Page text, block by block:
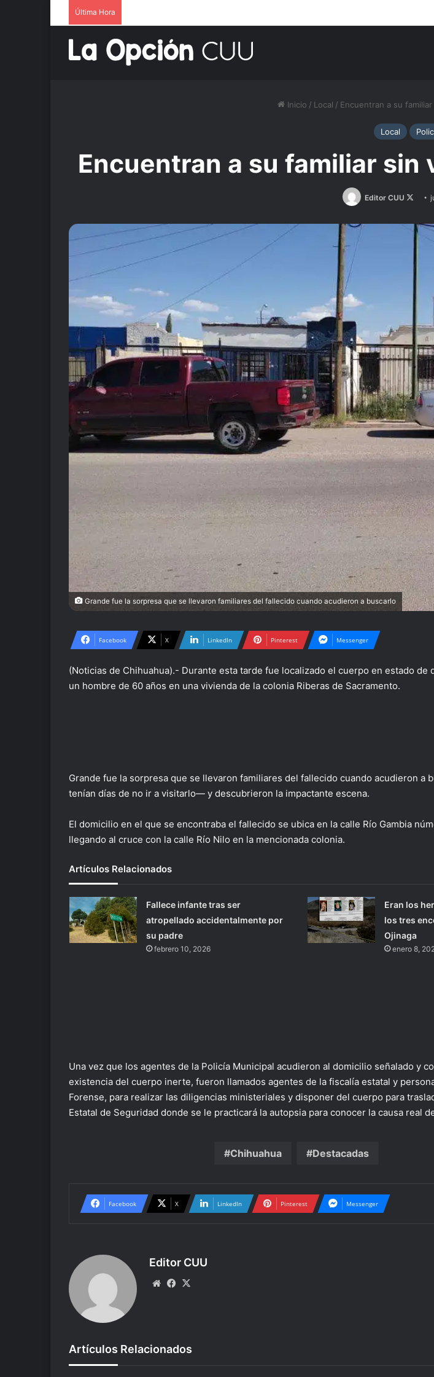
Última Hora
Inicio / Local / Encuentran a su
Local
Encuentran a su familiar sin
Editor CUU
X
Grande fue la sorpresa que se llevaron familiares del fallecido cuando acudieron a buscarlo
Facebook X LinkedIn Pinterest Messenger
(Noticias de Chihuahua).- Durante esta tarde fue localizado el cuerpo en estado de
un hombre de 60 años en una vivienda de la colonia Riberas de Sacramento.
Grande fue la sorpresa que se llevaron familiares del fallecido cuando acudieron a
tenían días de no ir a visitarlo— y descubrieron la impactante escena.
El domicilio en el que se encontraba el fallecido se ubica en la calle Río Gambia
llegando al cruce con la calle Río Nilo en la mencionada colonia.
Artículos Relacionados
Fallece infante tras ser
atropellado accidentalmente por
su padre
febrero 10, 2026
Eran los
los tres
Ojinaga
enero 8,
Una vez que los agentes de la Policía Municipal acudieron al domicilio señalado y
existencia del cuerpo inerte, fueron llamados agentes de la fiscalía estatal y
Forense, para realizar las diligencias ministeriales y disponer del cuerpo para
Estatal de Seguridad donde se le practicará la autopsia para conocer la causa real
Chihuahua Destacadas
Facebook X LinkedIn Pinterest Messenger
Editor CUU
WebsiteFacebook
Artículos Relacionados